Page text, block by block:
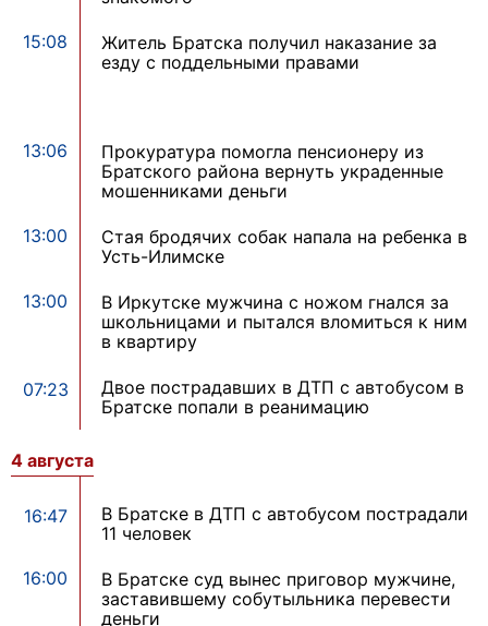
15:08
Житель Братска получил наказание за
езду с поддельными правами
13:06
Прокуратура помогла пенсионеру из
Братского района вернуть украденные
мошенниками деньги
13:00
Стая бродячих собак напала на ребенка в
Усть-Илимске
13:00
В Иркутске мужчина с ножом гнался за
школьницами и пытался вломиться к ним
в квартиру
07:23
Двое пострадавших в ДТП с автобусом в
Братске попали в реанимацию
4 августа
16:47
В Братске в ДТП с автобусом пострадали
11 человек
16:00
В Братске суд вынес приговор мужчине,
заставившему собутыльника перевести
деньги